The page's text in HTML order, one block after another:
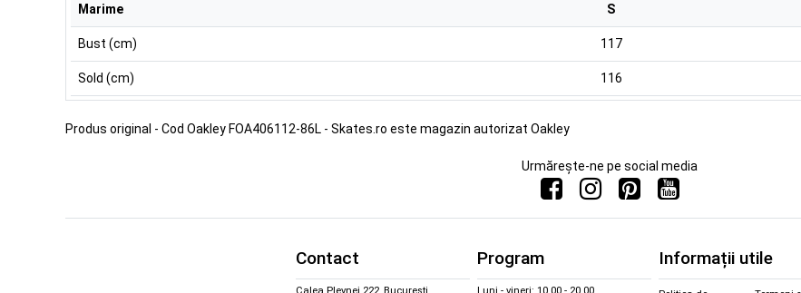
Marime S
Bust (cm) 117
Sold (cm) 116
Produs original - Cod Oakley FOA406112-86L - Skates.ro este magazin autorizat Oakley
Urmărește-ne pe social media
Contact
Calea Plevnei 222, București
Program
Luni - vineri: 10.00 - 20.00
Informații utile